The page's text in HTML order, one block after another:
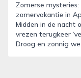
Zomerse
zomervakantie in
Midden in de nacht
vrezen terugkeer
Droog en zonnig